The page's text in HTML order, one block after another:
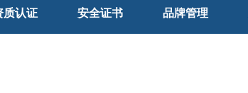
质认证 安全证书 品牌管理